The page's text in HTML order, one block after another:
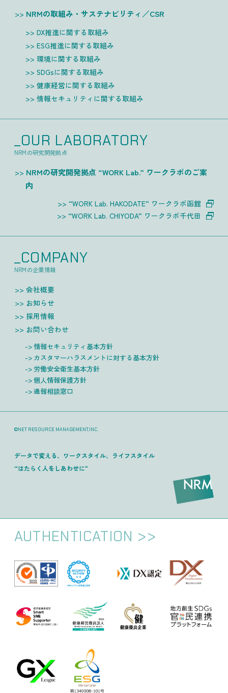
NRMの取組み・サステナビリティ／CSR
DX推進に関する取組み
ESG推進に関する取組み
環境に関する取組み
SDGsに関する取組み
健康経営に関する取組み
情報セキュリティに関する取組み
_OUR LABORATORY
NRMの研究開発拠点
NRMの研究開発拠点 “WORK Lab.” ワークラボのご案
内
“WORK Lab. HAKODATE” ワークラボ函館
“WORK Lab. CHIYODA” ワークラボ千代田
_COMPANY
NRMの企業情報
会社概要
お知らせ
採用情報
お問い合わせ
情報セキュリティ基本方針
カスタマーハラスメントに対する基本方針
労働安全衛生基本方針
個人情報保護方針
通報相談窓口
©NET RESOURCE MANAGEMENT,INC.
データで変える、ワークスタイル、ライフスタイル
“はたらく人をしあわせに”
AUTHENTICATION